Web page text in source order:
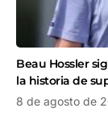
Beau Hossler
la historia de
8 de agosto de